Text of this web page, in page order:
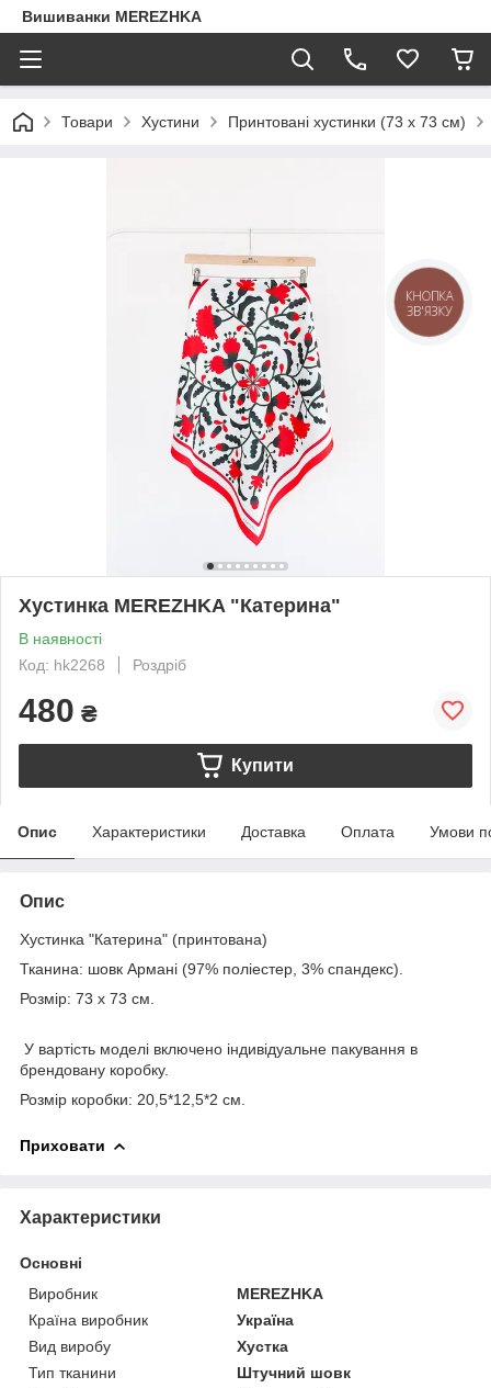
Вишиванки MEREZHKA
Товари Хустини Принтовані хустинки (73 х 73 см)
Хустинка MEREZHKA "Катерина"
В наявності
Код: hk2268
Роздріб
480 ₴
Купити
Опис Характеристики Доставка Оплата Умови
Опис
Хустинка "Катерина" (принтована)
Тканина: шовк Армані (97% поліестер, 3% спандекс).
Розмір: 73 х 73 см.
У вартість моделі включено індивідуальне пакування в
брендовану коробку.
Розмір коробки: 20,5*12,5*2 см.
Приховати
Характеристики
Основні
Виробник
MEREZHKA
Країна виробник
Україна
Вид виробу
Хустка
Тип тканини
Штучний шовк
КНОПКА
ЗВ'ЯЗКУ